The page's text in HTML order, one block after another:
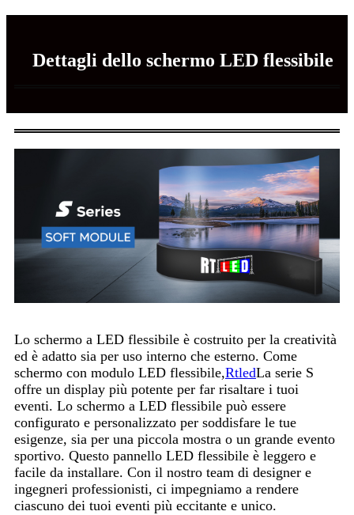
Dettagli dello schermo LED flessibile
Lo schermo a LED flessibile è costruito per la creatività
ed è adatto sia per uso interno che esterno. Come
schermo con modulo LED flessibile,RtledLa serie S
offre un display più potente per far risaltare i tuoi
eventi. Lo schermo a LED flessibile può essere
configurato e personalizzato per soddisfare le tue
esigenze, sia per una piccola mostra o un grande evento
sportivo. Questo pannello LED flessibile è leggero e
facile da installare. Con il nostro team di designer e
ingegneri professionisti, ci impegniamo a rendere
ciascuno dei tuoi eventi più eccitante e unico.